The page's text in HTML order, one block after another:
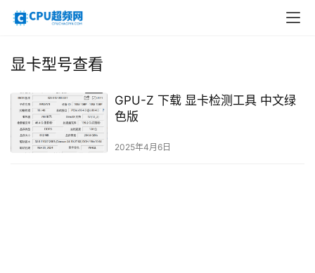
显卡型号查看
GPU-Z 下载 显卡检测工具 中文绿
色版
2025年4月6日